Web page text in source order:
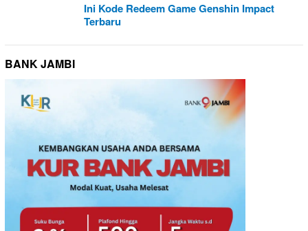
Ini Kode Redeem Game Genshin Impact
Terbaru
BANK JAMBI